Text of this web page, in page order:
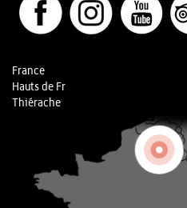
France
Hauts de Fr
Thiérache